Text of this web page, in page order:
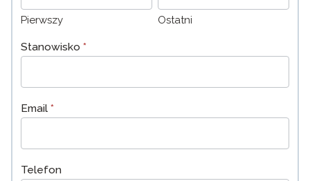
Pierwszy Ostatni
Stanowisko *
Email *
Telefon